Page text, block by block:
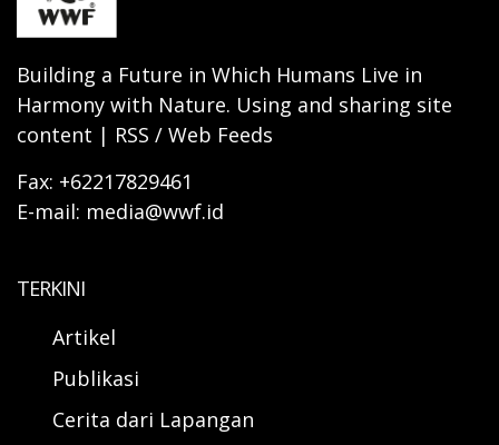
Building a Future in Which Humans Live in
Harmony with Nature. Using and sharing site
content | RSS / Web Feeds
Fax: +62217829461
E-mail: media@wwf.id
TERKINI
Artikel
Publikasi
Cerita dari Lapangan